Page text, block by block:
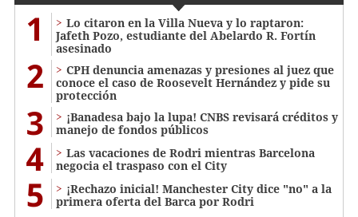
1
Lo citaron en la Villa Nueva y lo raptaron:
Jafeth Pozo, estudiante del Abelardo R. Fortín
asesinado
2
CPH denuncia amenazas y presiones al juez que
conoce el caso de Roosevelt Hernández y pide su
protección
3
¡Banadesa bajo la lupa! CNBS revisará créditos y
manejo de fondos públicos
4
Las vacaciones de Rodri mientras Barcelona
negocia el traspaso con el City
5
¡Rechazo inicial! Manchester City dice "no" a la
primera oferta del Barca por Rodri